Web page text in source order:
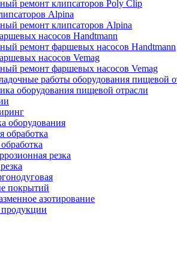
ремонт клипсаторов Poly Clip
Alpina
ремонт клипсаторов Alpina
насосов Handtmann
ремонт фаршевых насосов Handtmann
насосов Vemag
ремонт фаршевых насосов Vemag
работы оборудования пищевой
оборудования пищевой отрасли
оборудования
обработка
резка
покрытий
азотирование